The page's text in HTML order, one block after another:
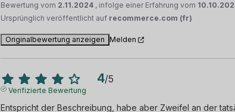
Bewertung vom 2.11.2024 , infolge einer Erfahrung vom
Ursprünglich veröffentlicht auf recommerce.com (fr)
Originalbewertung anzeigen Melden
4/5
Verifizierte Bewertung
Entspricht der Beschreibung, habe aber Zweifel an der